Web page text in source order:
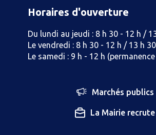
Horaires d'ouverture
Du lundi au jeudi : 8 h 30 - 12 h /
Le vendredi : 8 h 30 - 12 h / 13 h
Le samedi : 9 h - 12 h
Marchés publics
La Mairie recrute